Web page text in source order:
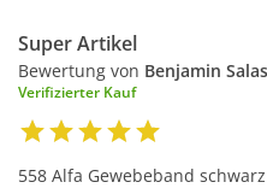
Super Artikel
Bewertung von Benjamin Salas
Verifizierter Kauf
558 Alfa Gewebeband